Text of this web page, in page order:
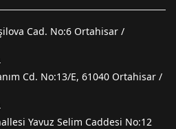
Cad. No:6 Ortahisar /
Cd. No:13/E, 61040 Ortahisar /
Yavuz Selim Caddesi No:12